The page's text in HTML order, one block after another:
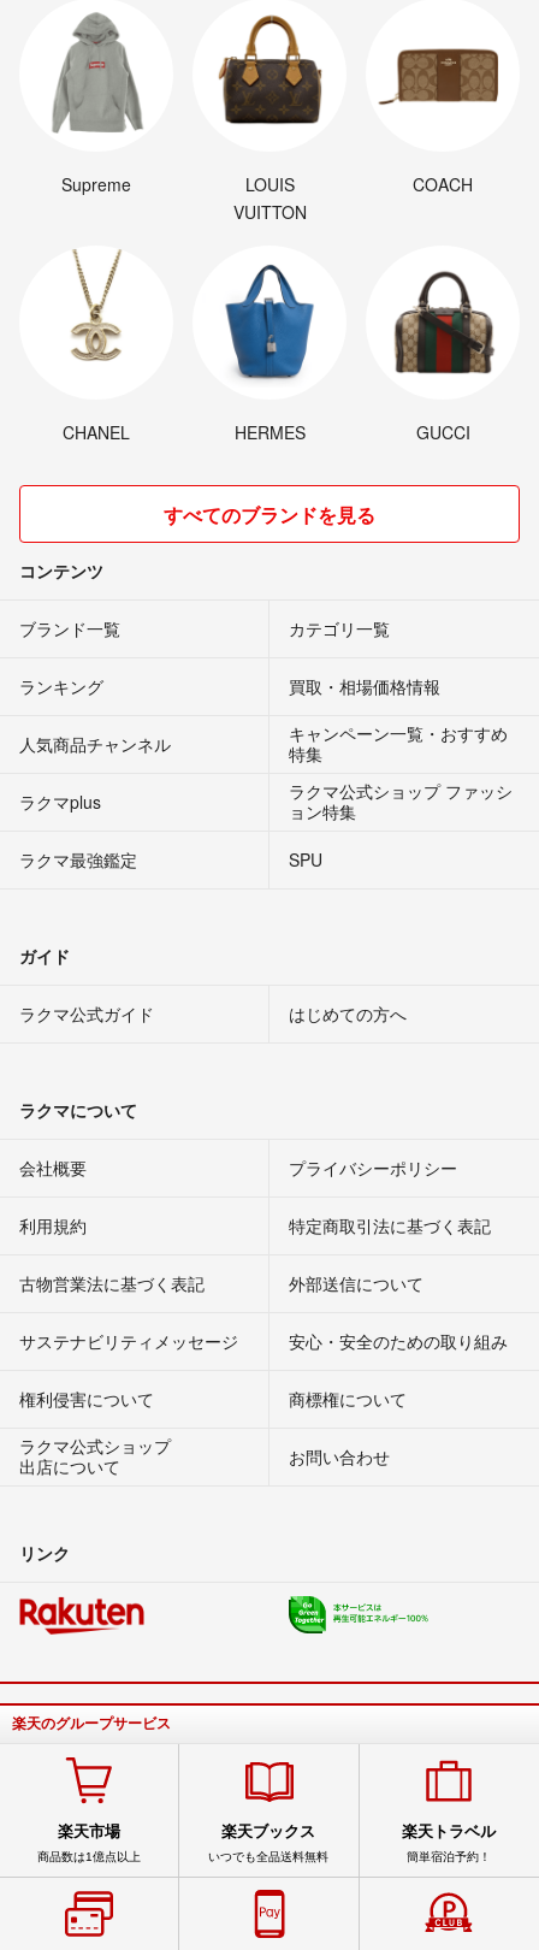
Supreme
LOUIS
VUITTON
COACH
CHANEL HERMES GUCCI
すべてのブランドを見る
コンテンツ
ブランド一覧 カテゴリ一覧
ランキング 買取・相場価格情報
人気商品チャンネル
キャンペーン一覧・おすすめ
特集
ラクマplus
ラクマ公式ショップ ファッシ
ョン特集
ラクマ最強鑑定
SPU
ガイド
ラクマ公式ガイド はじめての方へ
ラクマについて
会社概要 プライバシーポリシー
利用規約 特定商取引法に基づく表記
古物営業法に基づく表記 外部送信について
サステナビリティメッセージ 安心・安全のための取り組み
権利侵害について
商標権について
ラクマ公式ショップ
出店について
お問い合わせ
リンク
楽天のグループサービス
楽天市場
商品数は1億点以上
楽天ブックス
いつでも全品送料無料
楽天トラベル
簡単宿泊予約！